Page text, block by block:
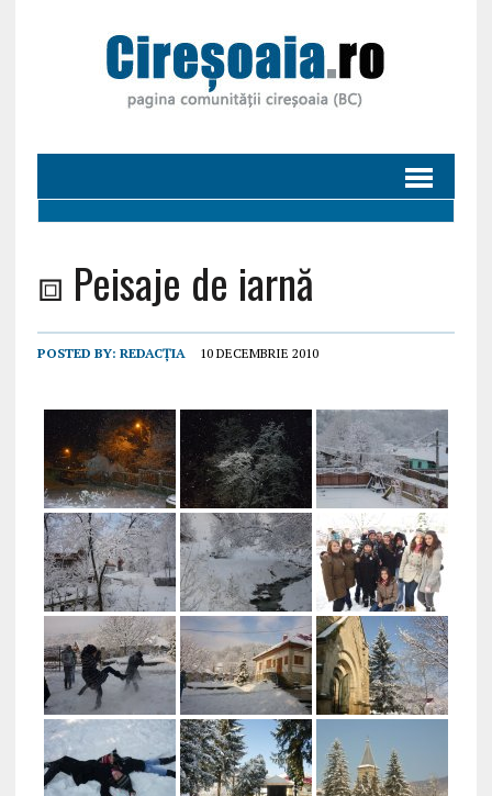
⧈ Peisaje de iarnă
POSTED BY: REDACȚIA 10 DECEMBRIE 2010